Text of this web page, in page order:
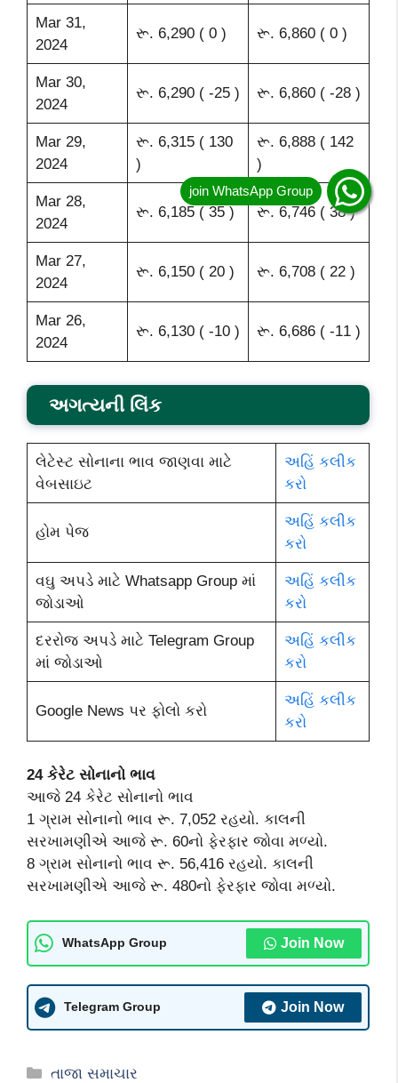
Mar 31,
2024
રૂ. 6,290 ( 0 ) રૂ. 6,860 ( 0 )
Mar 30,
2024
રૂ. 6,290 ( -25 ) રૂ. 6,860 ( -28 )
Mar 29,
2024
રૂ. 6,315 ( 130
)
રૂ. 6,888 ( 142
)
Mar 28,
2024
રૂ. 6,185 ( 35 ) રૂ. 6,746 ( 38 )
Mar 27,
2024
રૂ. 6,150 ( 20 ) રૂ. 6,708 ( 22 )
Mar 26,
2024
રૂ. 6,130 ( -10 ) રૂ. 6,686 ( -11 )
અગત્યની લિંક
લેટેસ્ટ સોનાના ભાવ જાણવા માટે
વેબસાઇટ
અહિં કલીક
કરો
હોમ પેજ
અહિં કલીક
કરો
વઘુ અપડે માટે Whatsapp Group માં
જોડાઓ
અહિં કલીક
કરો
દરરોજ અપડે માટે Telegram Group
માં જોડાઓ
અહિં કલીક
કરો
Google News પર ફોલો કરો
અહિં કલીક
કરો
24 કેરેટ સોનાનો ભાવ
આજે 24 કેરેટ સોનાનો ભાવ
1 ગ્રામ સોનાનો ભાવ રૂ. 7,052 રહયો. કાલની
સરખામણીએ આજે રૂ. 60નો ફેરફાર જોવા મળ્યો.
8 ગ્રામ સોનાનો ભાવ રૂ. 56,416 રહયો. કાલની
સરખામણીએ આજે રૂ. 480નો ફેરફાર જોવા મળ્યો.
WhatsApp Group Join Now
Telegram Group Join Now
Categories
તાજા સમાચાર